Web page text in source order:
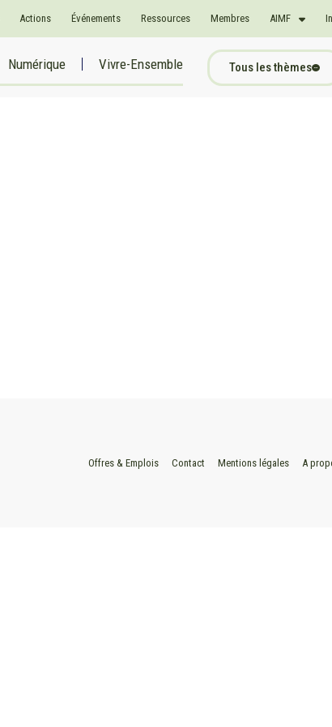
Actions Événements Ressources Membres AIMF
Numérique Vivre-Ensemble Tous les thèmes
Offres & Emplois Contact Mentions légales A